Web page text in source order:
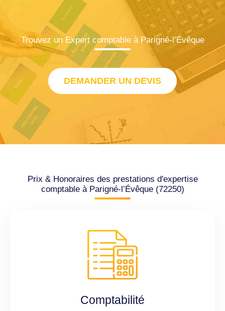
Trouvez un Expert comptable à Parigné-l’Évêque
DEMANDER UN DEVIS
Prix & Honoraires des prestations d'expertise
comptable à Parigné-l’Évêque (72250)
Comptabilité